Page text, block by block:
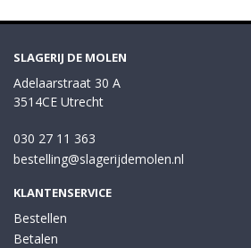
SLAGERIJ DE MOLEN
Adelaarstraat 30 A
3514CE Utrecht
030 27 11 363
bestelling@slagerijdemolen.nl
KLANTENSERVICE
Bestellen
Betalen